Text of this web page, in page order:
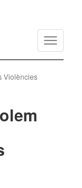
Toggle
Violències